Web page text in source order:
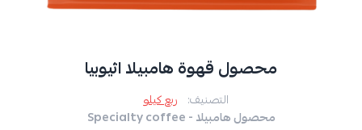
محصول قهوة هامبيلا اثيوبيا
التصنيف: ربع كيلو
محصول هامبيلا - Specialty coffee